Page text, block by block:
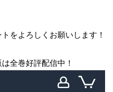
をよろしくお願いします！
全巻好評配信中！